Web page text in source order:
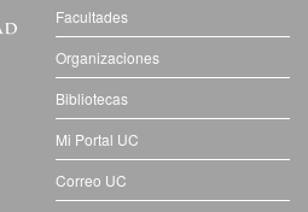
Facultades
Organizaciones
Bibliotecas
Mi Portal UC
Correo UC